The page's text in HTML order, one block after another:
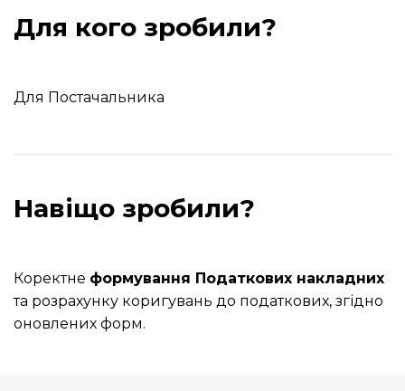
Для кого зробили?
Для Постачальника
Навіщо зробили?
Коректне формування Податкових накладних
та розрахунку коригувань до податкових, згідно
оновлених форм.